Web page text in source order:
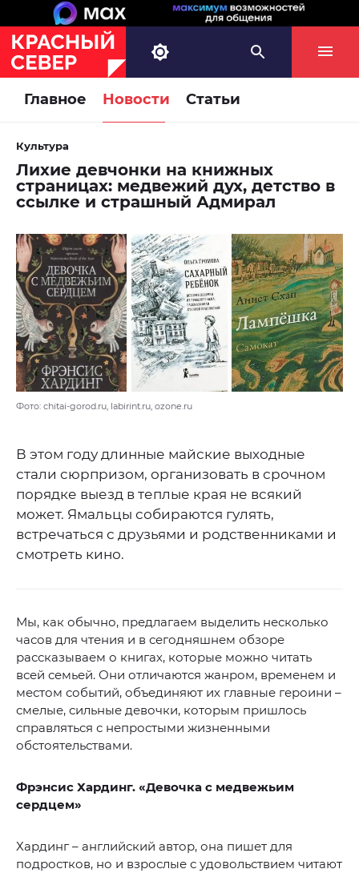
Главное Новости Статьи
Культура
Лихие девчонки на книжных
страницах: медвежий дух, детство в
ссылке и страшный Адмирал
Фото: chitai-gorod.ru, labirint.ru, ozone.ru
В этом году длинные майские выходные
стали сюрпризом, организовать в срочном
порядке выезд в теплые края не всякий
может. Ямальцы собираются гулять,
встречаться с друзьями и родственниками и
смотреть кино.
Мы, как обычно, предлагаем выделить несколько
часов для чтения и в сегодняшнем обзоре
рассказываем о книгах, которые можно читать
всей семьей. Они отличаются жанром, временем и
местом событий, объединяют их главные героини –
смелые, сильные девочки, которым пришлось
справляться с непростыми жизненными
обстоятельствами.
Фрэнсис Хардинг. «Девочка с медвежьим
сердцем»
Хардинг – английский автор, она пишет для
подростков, но и взрослые с удовольствием читают